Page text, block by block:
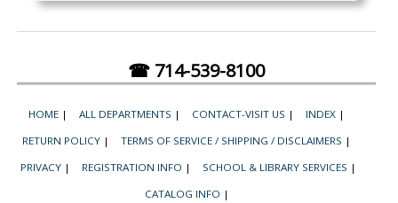
☎ 714-539-8100
HOME | ALL DEPARTMENTS | CONTACT-VISIT US | INDEX |
RETURN POLICY | TERMS OF SERVICE / SHIPPING / DISCLAIMERS |
PRIVACY | REGISTRATION INFO | SCHOOL & LIBRARY SERVICES |
CATALOG INFO |